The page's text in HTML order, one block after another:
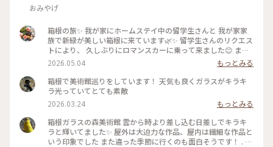
おみやげ
箱根の旅✨ 我が家にホームステイ中の留学生さんと 我が家家
族で新緑が美しい箱根に来ています🌿✨ 留学生さんのリクエス
トにより、 久しぶりにロマンスカーに乗って来ました😊 まず
は、箱根ガラスの森美術館へ°˖✧ 1番感動したのが、庭園でひ
ときわ輝いていた 「クリスタル・ガラスの藤の花」💙💜🤍 藤
の花は春から初夏にかけて 箱根の山間に美しく咲くそうで、
またイタリア•フィレンツェにも 名所があるそうです✨ その藤
の花をクリスタル・ガラスで表現... 爽やかな初夏の風と木漏れ
日に輝く様子は 夢のように美しかったです𖧷 ⁺. 【展示期間】
2026年3月14日から6月25日まで。 #箱根ガラスの森美術館 #
箱根 #ちいさな列車旅 #クリスタル・ガラスの藤の花 #藤の花
#藤 #久しぶりにロマンスカー
2026.05.04
もっとみる
箱根で美術館巡りをしています！ 天気も良くガラスがキラキ
ラ光っていてとても素敵
2026.03.24
もっとみる
箱根ガラスの森美術館 雲から時より差し込む日差しでキラキ
ラと輝いてました✨ 屋外は大迫力な作品、屋内は繊細な作品と
いう印象でした また違った季節に行くのも面白そうです！ . #